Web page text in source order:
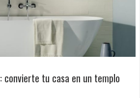
convierte tu casa en un templo